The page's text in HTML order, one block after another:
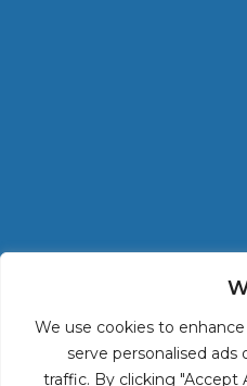
We use cookies to
serve personalised ads
traffic. By clicking "Accept